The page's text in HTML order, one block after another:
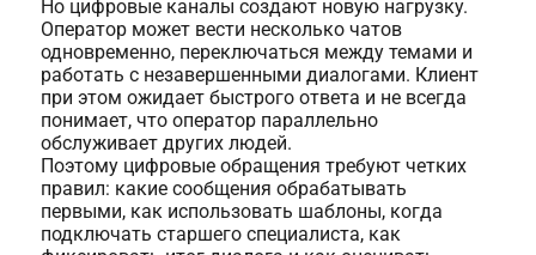
Но цифровые каналы создают новую нагрузку.
Оператор может вести несколько чатов
одновременно, переключаться между темами и
работать с незавершенными диалогами. Клиент
при этом ожидает быстрого ответа и не всегда
понимает, что оператор параллельно
обслуживает других людей.
Поэтому цифровые обращения требуют четких
правил: какие сообщения обрабатывать
первыми, как использовать шаблоны, когда
подключать старшего специалиста, как